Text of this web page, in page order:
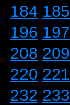
184 185
196 197
208 209
220 221
232 233